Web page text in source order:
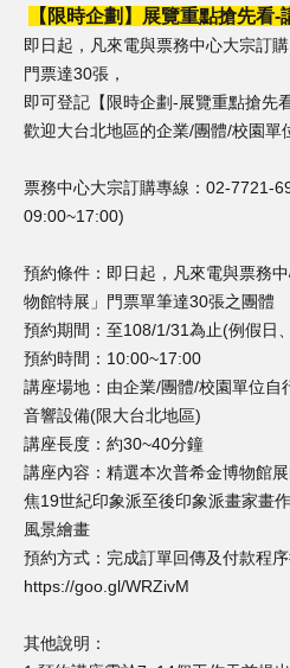
【限時企劃】展覽重點搶先看-
即日起，凡來電與票務中心大宗訂
門票達30張，
即可登記【限時企劃-展覽重點搶先
歡迎大台北地區的企業/團體/校園單
票務中心大宗訂購專線：02-7721-
09:00~17:00)
預約條件：即日起，凡來電與票務
物館特展」門票單筆達30張之團體
預約期間：至108/1/31為止(例假日
預約時間：10:00~17:00
講座場地：由企業/團體/校園單位自
音響設備(限大台北地區)
講座長度：約30~40分鐘
講座內容：精選本次普希金博物館
焦19世紀印象派至後印象派畫家畫
風景繪畫
預約方式：完成訂單回傳及付款程
https://goo.gl/WRZivM
其他說明：